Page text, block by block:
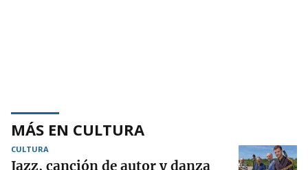
MÁS EN CULTURA
CULTURA
Jazz, canción de autor y danza